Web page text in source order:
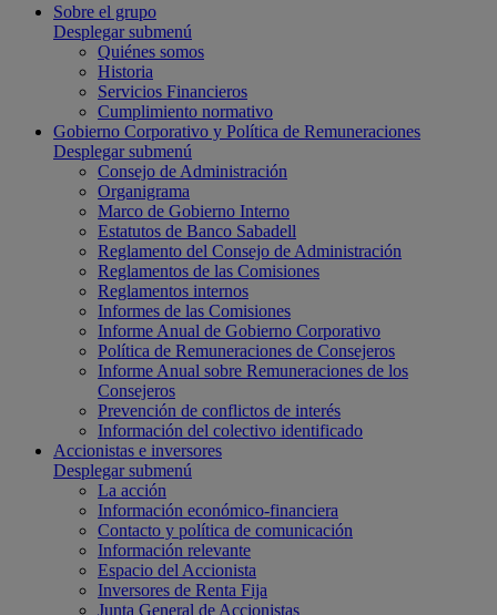
Sobre el grupo
Desplegar submenú
Quiénes somos
Historia
Servicios Financieros
Cumplimiento normativo
Gobierno Corporativo y Política de Remuneraciones
Desplegar submenú
Consejo de Administración
Organigrama
Marco de Gobierno Interno
Estatutos de Banco Sabadell
Reglamento del Consejo de Administración
Reglamentos de las Comisiones
Reglamentos internos
Informes de las Comisiones
Informe Anual de Gobierno Corporativo
Política de Remuneraciones de Consejeros
Informe Anual sobre Remuneraciones de los
Consejeros
Prevención de conflictos de interés
Información del colectivo identificado
Accionistas e inversores
Desplegar submenú
La acción
Información económico-financiera
Contacto y política de comunicación
Información relevante
Espacio del Accionista
Inversores de Renta Fija
Junta General de Accionistas